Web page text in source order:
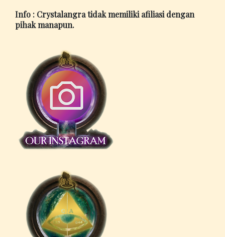
Info : Crystalangra tidak memiliki afiliasi dengan
pihak manapun.